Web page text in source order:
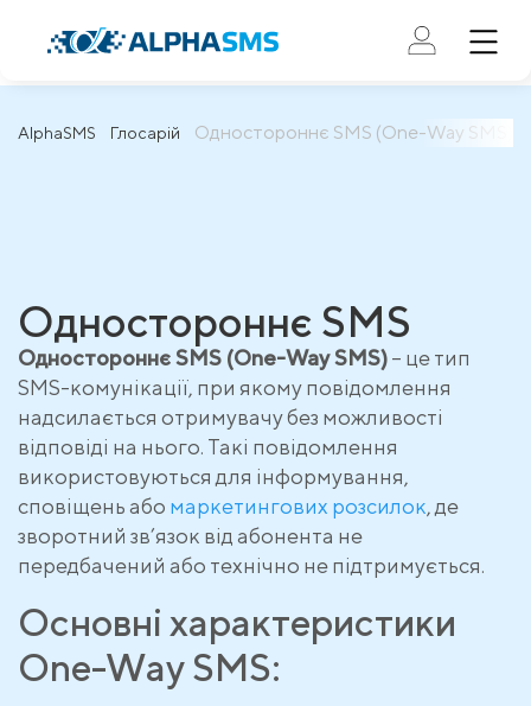
AlphaSMS Глосарій Одностороннє SMS (One-Way SMS)
Одностороннє SMS
Одностороннє SMS (One-Way SMS)– це тип
SMS-комунікації, при якому повідомлення
надсилається отримувачу без можливості
відповіді на нього. Такі повідомлення
використовуються для інформування,
сповіщень або маркетингових розсилок, де
зворотний зв’язок від абонента не
передбачений або технічно не підтримується.
Основні характеристики
One-Way SMS: